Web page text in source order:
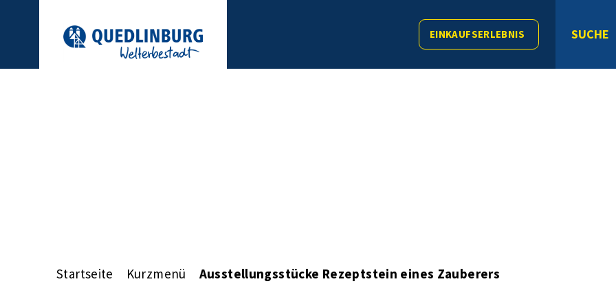
EINKAUFSERLEBNIS SUCHE
Startseite Kurzmenü Ausstellungsstücke Rezeptstein eines Zauberers